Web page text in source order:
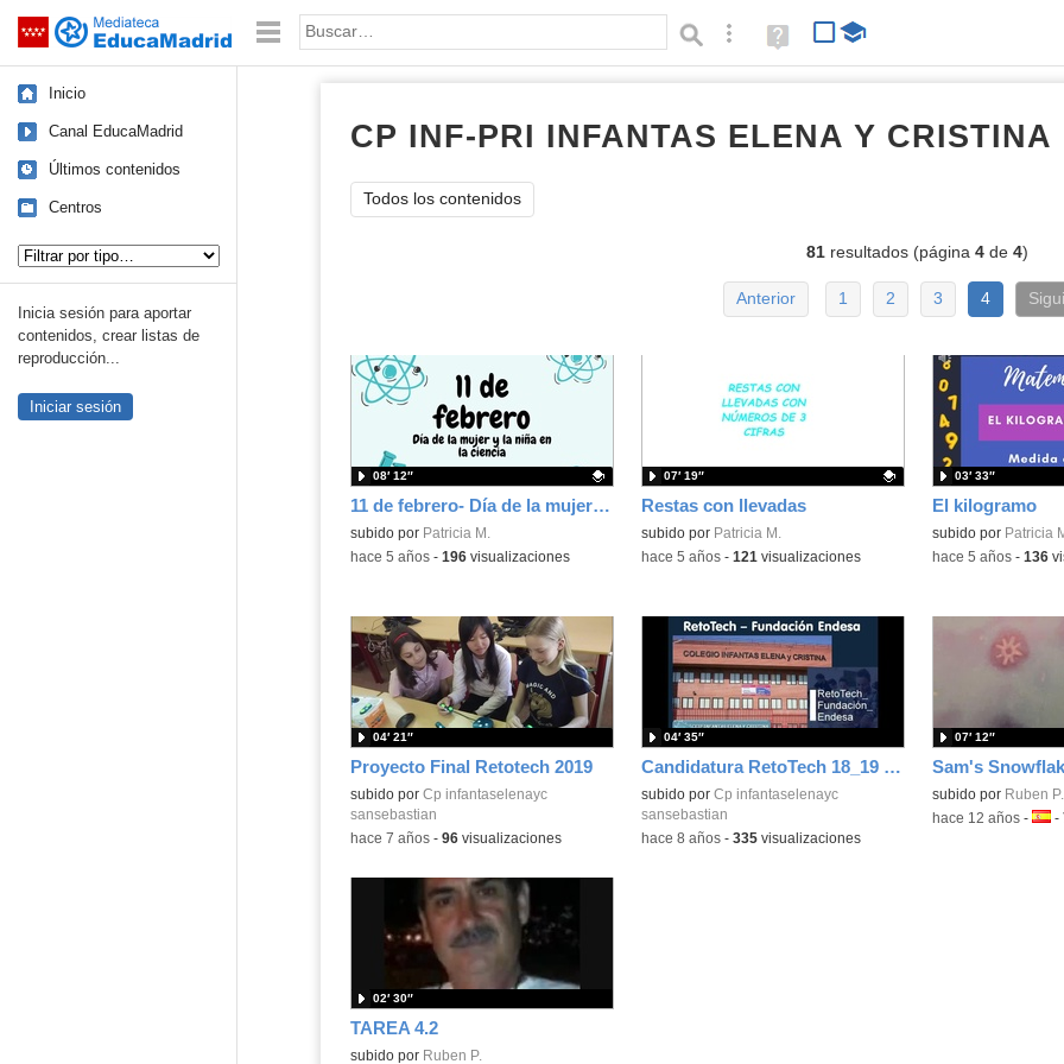
Saltar navegación Palabra o frase: Búsqueda avanzada
Ayuda
(en
Inicio
Canal EducaMadrid
Últimos contenidos
Centros
Inicia sesión para aportar
contenidos, crear listas de
reproducción...
Iniciar sesión
CP INF-PRI INFANTAS ELENA Y CRISTINA
Todos los contenidos
81resultados (página 4de 4)
Anterior 1 2 3 4
11 de febrero- Día de la mujer y la niña en la ciencia
Contenido educativo.
subido por Patricia M.
08′ 12″
-hace 5 años- 196visualizaciones
Restas con llevadas
Contenido educativo.
subido por Patricia M.
07′ 19″
-hace 5 años- 121 visualizaciones
El kilogramo
Contenido
subido por Patricia
03′ 33″
-hace 5 años- 136
Proyecto Final Retotech 2019
subido por Cp infantaselenayc
sansebastian
04′ 21″
-hace 7 años- 96visualizaciones
Candidatura RetoTech 18_19 CEIP Infantas Elena y Cristina
subido por Cp infantaselenayc
sansebastian
04′ 35″
-hace 8 años- 335visualizaciones
Sam's
subido por Ruben P.
07′ 12″
-hace 12 años- -
TAREA 4.2
subido por Ruben P.
02′ 30″